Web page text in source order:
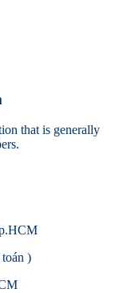
that is generally
)